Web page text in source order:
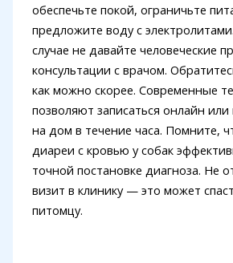
обеспечьте покой, ограничьте
предложите воду с
случае не давайте человеческие
консультации с врачом.
как можно скорее. Современные
позволяют записаться онлайн или
на дом в течение часа. Помните,
диареи с кровью у собак
точной постановке диагноза. Не
визит в клинику — это может
питомцу.